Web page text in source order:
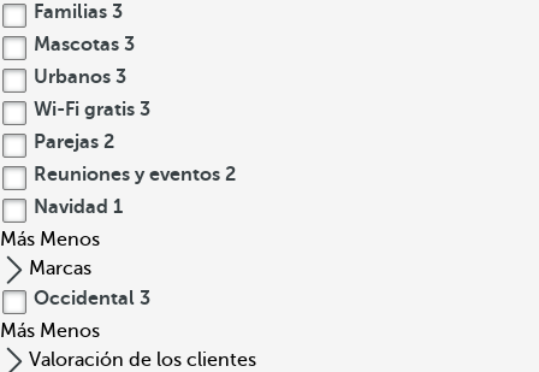
Familias 3
Mascotas 3
Urbanos 3
Wi-Fi gratis 3
Parejas 2
Reuniones y eventos 2
Navidad 1
Más Menos
Marcas
Occidental 3
Más Menos
Valoración de los clientes